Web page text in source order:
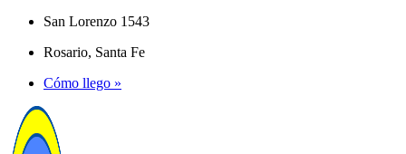
San Lorenzo 1543
Rosario, Santa Fe
Cómo llego »